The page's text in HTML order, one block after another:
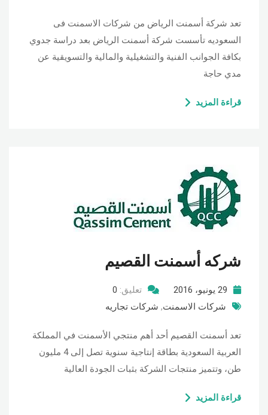
تعد شركة أسمنت الرياض من شركات الاسمنت فى
السعوديه تأسست شركة أسمنت الرياض بعد دراسة جدوي
بكافة الجوانب الفنية والتشغيلية والمالية والتسويقية عن
مدي حاجة
قراءة المزيد
شركه أسمنت القصيم
29 يونيو، 2016 تعليق: 0
شركات الاسمنت, شركات تجاريه
تعد أسمنت القصيم أحد أهم منتجي الأسمنت في المملكة
العربية السعودية بطاقة إنتاجية سنوية تصل إلى 4 مليون
طن، وتتميز منتجات الشركة بثبات الجودة العالية
قراءة المزيد